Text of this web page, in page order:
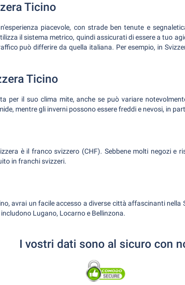
Ticino
piacevole, con strade ben tenute e
il sistema metrico, quindi assicurati di essere a tuo
può differire da quella italiana. Per esempio, in
Ticino
per il suo clima mite, anche se può variare
mentre gli inverni possono essere freddi e nevosi, in
è il franco svizzero (CHF). Sebbene molti negozi e
in franchi svizzeri.
avrai un facile accesso a diverse città affascinanti nella
Lugano, Locarno e Bellinzona.
I vostri dati sono al sicuro con